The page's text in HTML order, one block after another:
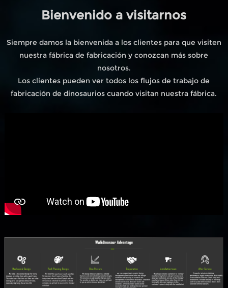
Bienvenido a visitarnos
Siempre damos la bienvenida a los clientes para que visiten
nuestra fábrica de fabricación y conozcan más sobre
nosotros.
Los clientes pueden ver todos los flujos de trabajo de
fabricación de dinosaurios cuando visitan nuestra fábrica.